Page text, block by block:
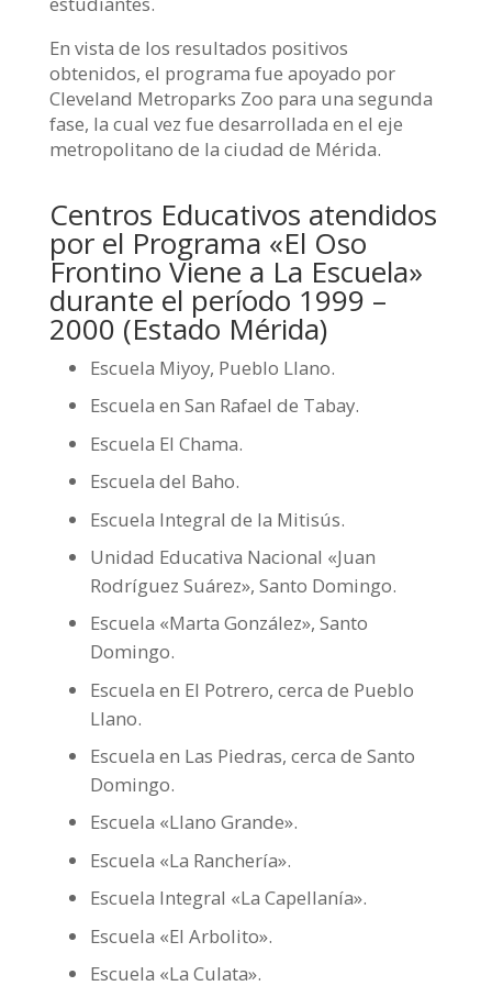
En vista de los resultados positivos
obtenidos, el programa fue apoyado por
Cleveland Metroparks Zoo para una segunda
fase, la cual vez fue desarrollada en el eje
metropolitano de la ciudad de Mérida.
Centros Educativos atendidos
por el Programa «El Oso
Frontino Viene a La Escuela»
durante el período 1999 –
2000 (Estado Mérida)
Escuela Miyoy, Pueblo Llano.
Escuela en San Rafael de Tabay.
Escuela El Chama.
Escuela del Baho.
Escuela Integral de la Mitisús.
Unidad Educativa Nacional «Juan
Rodríguez Suárez», Santo Domingo.
Escuela «Marta González», Santo
Domingo.
Escuela en El Potrero, cerca de Pueblo
Llano.
Escuela en Las Piedras, cerca de Santo
Domingo.
Escuela «Llano Grande».
Escuela «La Ranchería».
Escuela Integral «La Capellanía».
Escuela «El Arbolito».
Escuela «La Culata».